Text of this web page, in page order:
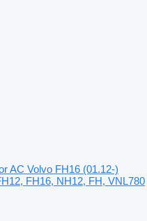
AC Volvo FH16 (01.12-)
FH16, NH12, FH, VNL780